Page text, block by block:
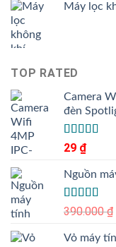
Máy lọc
TOP RATED
Camera
đèn
Được xếp
hạng
sao
29 ₫
Nguồn
Được xếp
5.005
sao
390.000₫
Vỏ máy